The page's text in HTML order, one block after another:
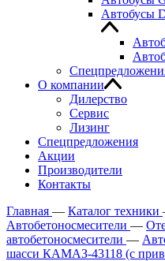
Автобусы
О компании
Дилерство
Сервис
Лизинг
Спецпредложения
Акции
Производители
Контакты
Главная — Каталог техники
Автобетоносмесители —
автобетоносмесители —
шасси КАМАЗ-43118 (с